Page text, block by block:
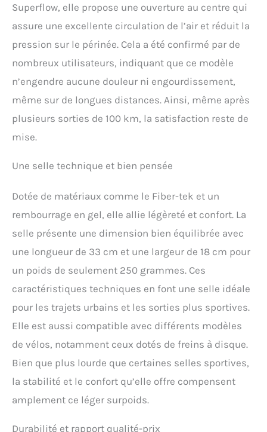
Superflow, elle propose une ouverture au centre qui
assure une excellente circulation de l’air et réduit la
pression sur le périnée. Cela a été confirmé par de
nombreux utilisateurs, indiquant que ce modèle
n’engendre aucune douleur ni engourdissement,
même sur de longues distances. Ainsi, même après
plusieurs sorties de 100 km, la satisfaction reste de
mise.
Une selle technique et bien pensée
Dotée de matériaux comme le Fiber-tek et un
rembourrage en gel, elle allie légèreté et confort. La
selle présente une dimension bien équilibrée avec
une longueur de 33 cm et une largeur de 18 cm pour
un poids de seulement 250 grammes. Ces
caractéristiques techniques en font une selle idéale
pour les trajets urbains et les sorties plus sportives.
Elle est aussi compatible avec différents modèles
de vélos, notamment ceux dotés de freins à disque.
Bien que plus lourde que certaines selles sportives,
la stabilité et le confort qu’elle offre compensent
amplement ce léger surpoids.
Durabilité et rapport qualité-prix